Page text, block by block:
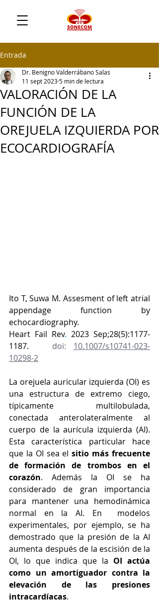
Entrada
VALORACIÓN DE LA
FUNCIÓN DE LA
OREJUELA IZQUIERDA POR
ECOCARDIOGRAFÍA
Dr. Benigno Valderrábano Salas
11 sept 20235 min de lectura
Ito T, Suwa M. Assesment of left atrial
appendage function by
echocardiography.
Heart Fail Rev. 2023 Sep;28(5):1177-
1187. doi: 10.1007/s10741-023-
10298-2
La orejuela auricular izquierda (OI) es
una estructura de extremo ciego,
típicamente multilobulada,
conectada anterolateralmente al
cuerpo de la aurícula izquierda (AI).
Esta característica particular hace
que la OI sea el sitio más frecuente
de formación de trombos en el
corazón. Además la OI se ha
considerado de gran importancia
para mantener una hemodinámica
normal en la AI. En  modelos
experimentales, por ejemplo, se ha
demostrado que la presión de la AI
aumenta después de la escisión de la
OI, lo que indica que la OI actúa
como un amortiguador contra la
elevación de las presiones
intracardíacas.